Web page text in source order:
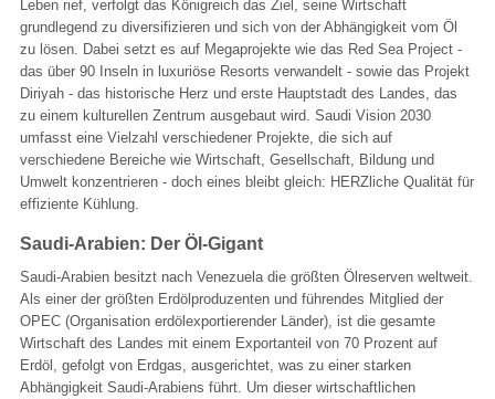
Leben rief, verfolgt das Königreich das Ziel, seine Wirtschaft
grundlegend zu diversifizieren und sich von der Abhängigkeit vom Öl
zu lösen. Dabei setzt es auf Megaprojekte wie das Red Sea Project -
das über 90 Inseln in luxuriöse Resorts verwandelt - sowie das Projekt
Diriyah - das historische Herz und erste Hauptstadt des Landes, das
zu einem kulturellen Zentrum ausgebaut wird. Saudi Vision 2030
umfasst eine Vielzahl verschiedener Projekte, die sich auf
verschiedene Bereiche wie Wirtschaft, Gesellschaft, Bildung und
Umwelt konzentrieren - doch eines bleibt gleich: HERZliche Qualität für
effiziente Kühlung.
Saudi-Arabien: Der Öl-Gigant
Saudi-Arabien besitzt nach Venezuela die größten Ölreserven weltweit.
Als einer der größten Erdölproduzenten und führendes Mitglied der
OPEC (Organisation erdölexportierender Länder), ist die gesamte
Wirtschaft des Landes mit einem Exportanteil von 70 Prozent auf
Erdöl, gefolgt von Erdgas, ausgerichtet, was zu einer starken
Abhängigkeit Saudi-Arabiens führt. Um dieser wirtschaftlichen